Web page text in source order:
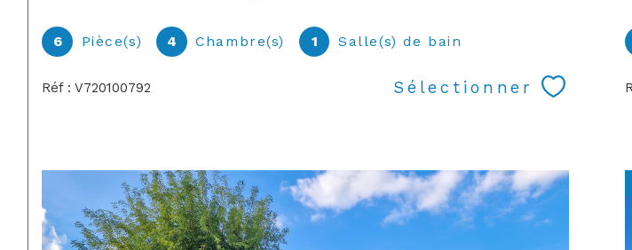
6 Pièce(s) 4 Chambre(s) 1 Salle(s) de bain
Réf : V720100792 Sélectionner